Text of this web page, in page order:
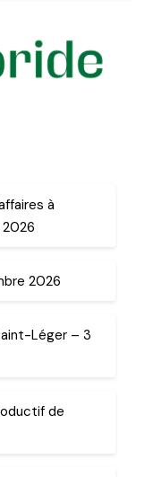
à
2026
Léger – 3
de